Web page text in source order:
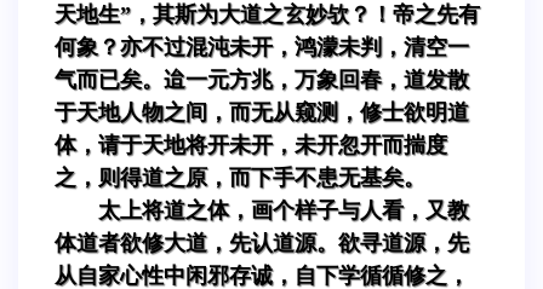
天地生”，其斯为大道之玄妙欤？！帝之先有
何象？亦不过混沌未开，鸿濛未判，清空一
气而已矣。迨一元方兆，万象回春，道发散
于天地人物之间，而无从窥测，修士欲明道
体，请于天地将开未开，未开忽开而揣度
之，则得道之原，而下手不患无基矣。
太上将道之体，画个样子与人看，又教
体道者欲修大道，先认道源。欲寻道源，先
从自家心性中闲邪存诚，自下学循循修之，